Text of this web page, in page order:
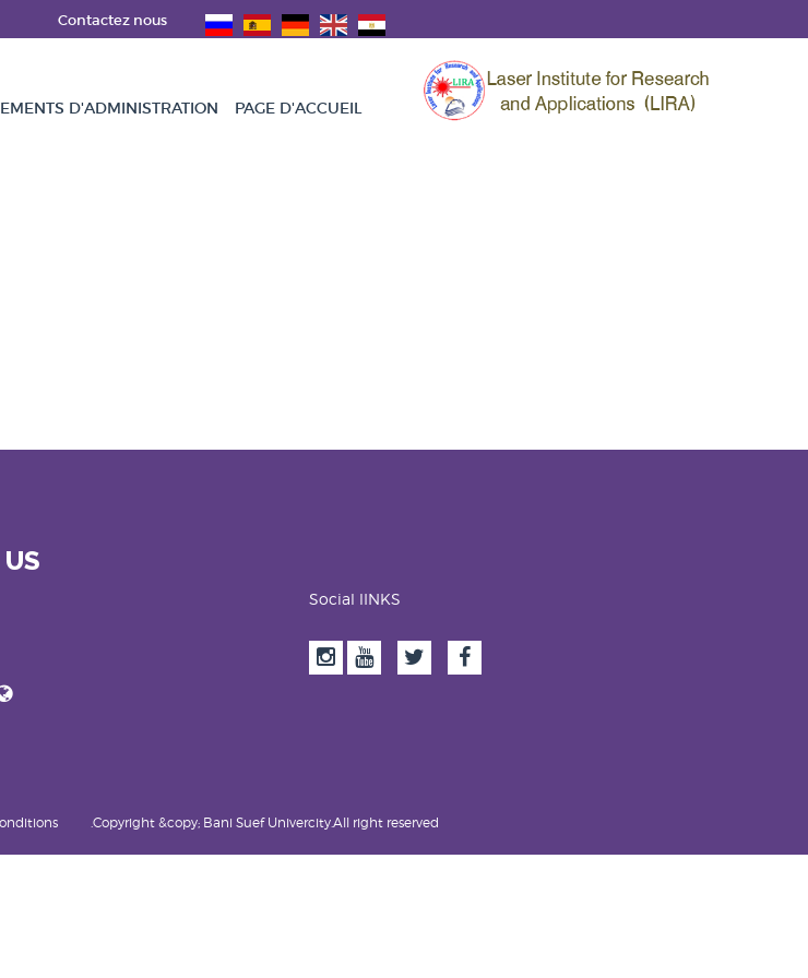
Contactez nous
PAGE D'ACCUEIL
D'ADMINISTRATION
Social lINKS
Copyright &copy; Bani Suef Univercity.All right reserved.